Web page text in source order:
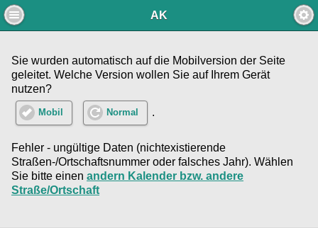
AK
Sie wurden automatisch auf die Mobilversion der Seite
geleitet. Welche Version wollen Sie auf Ihrem Gerät
nutzen?
Mobil Normal .
Fehler - ungültige Daten (nichtexistierende
Straßen-/Ortschaftsnummer oder falsches Jahr). Wählen
Sie bitte einen andern Kalender bzw. andere
Straße/Ortschaft